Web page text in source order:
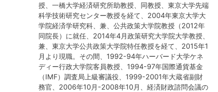
授、一橋大学経済研究所助教授、同教授、東京大学先端
科学技術研究センター教授を経て、2004年東京大学大
学院経済学研究科、兼、公共政策大学院教授（2012年
同院長）に就任、2014年4月政策研究大学院大学教授、
兼、東京大学公共政策大学院特任教授を経て、2015年1
月より現職。その間、1992-94年ハーバード大学ケネ
ディー行政大学院客員教授、1994-97年国際通貨基金
（IMF）調査局上級審議役、1999-2001年大蔵省副財
務官、2006年10月-2008年10月、経済財政諮問会議の